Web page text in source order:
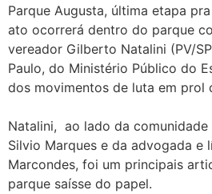
Parque Augusta, última etapa
ato ocorrerá dentro do parque
vereador Gilberto Natalini (PV/
Paulo, do Ministério Público do
dos movimentos de luta em prol
Natalini, ao lado da
Silvio Marques e da advogada e
Marcondes, foi um principais
parque saísse do papel.